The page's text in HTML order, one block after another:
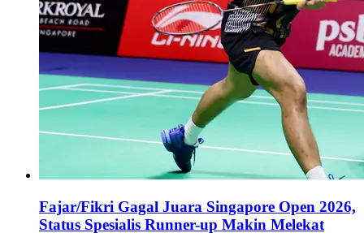
Fajar/Fikri Gagal Juara Singapore Open 2026,
Status Spesialis Runner-up Makin Melekat